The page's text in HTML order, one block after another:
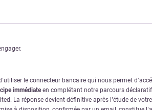
le connecteur bancaire qui nous permet
immédiateen complétant notre parcours
La réponse devient définitive après l’étude de